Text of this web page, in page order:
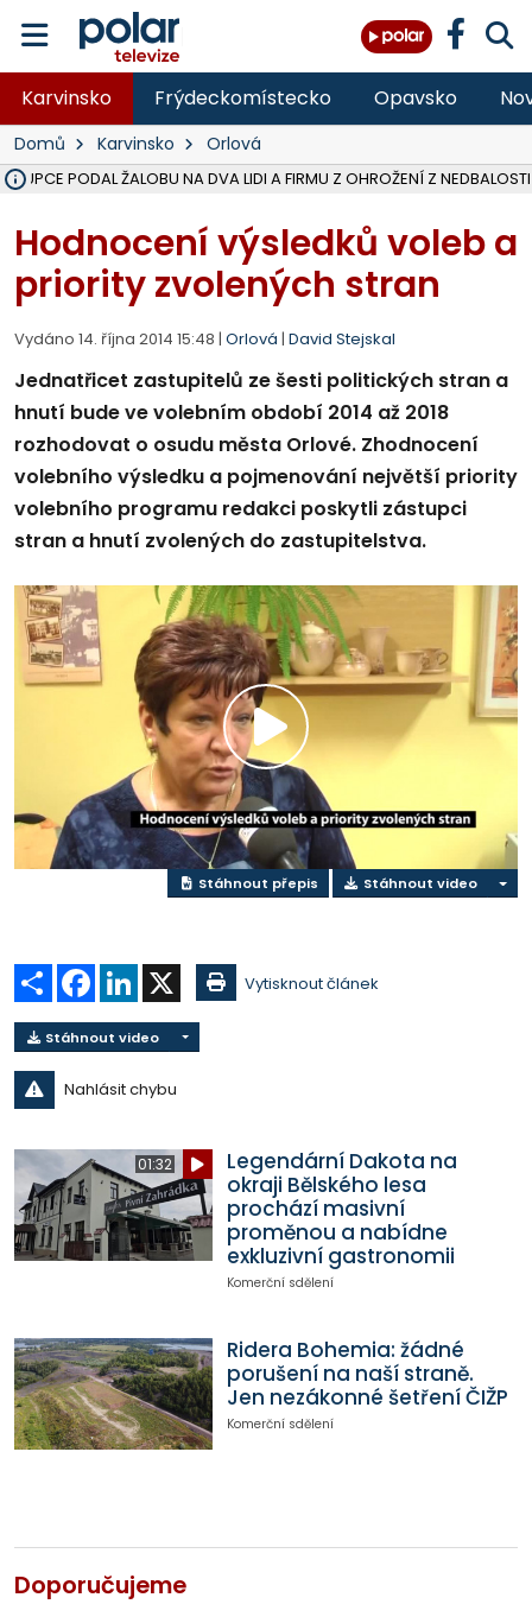
Karvinsko Frýdeckomístecko Opavsko
Domů Karvinsko Orlová
PODAL ŽALOBU NA DVA LIDI A FIRMU Z OHROŽENÍ Z NEDBALOSTI
Hodnocení výsledků voleb a
priority zvolených stran
Vydáno 14. října 2014 15:48 | Orlová | David Stejskal
Jednatřicet zastupitelů ze šesti politických stran a
hnutí bude ve volebním období 2014 až 2018
rozhodovat o osudu města Orlové. Zhodnocení
volebního výsledku a pojmenování největší priority
volebního programu redakci poskytli zástupci
stran a hnutí zvolených do zastupitelstva.
Přehrát
video
Stáhnout přepis Stáhnout video
Sdílet Facebook
LinkedIn Vytisknout článek
Stáhnout video
Nahlásit chybu
01:32
Legendární Dakota na
okraji Bělského lesa
prochází masivní
proměnou a nabídne
exkluzivní gastronomii
Komerční sdělení
Ridera Bohemia: žádné
porušení na naší straně.
Jen nezákonné šetření ČIŽP
Komerční sdělení
Doporučujeme